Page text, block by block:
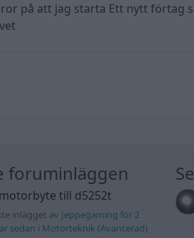
på att jag starta Ett nytt förtag
foruminläggen
till d5252t
inlägget av Jeppegaming för 2
sedan i Motorteknik (Avancerad)